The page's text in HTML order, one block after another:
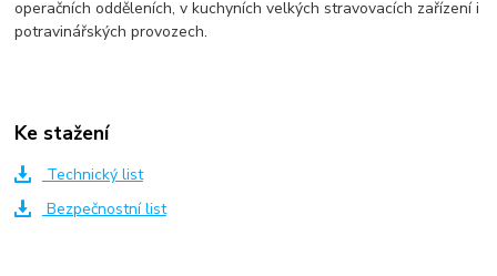
operačních odděleních, v kuchyních velkých stravovacích zařízení i
potravinářských provozech.
Ke stažení
Technický list
Bezpečnostní list